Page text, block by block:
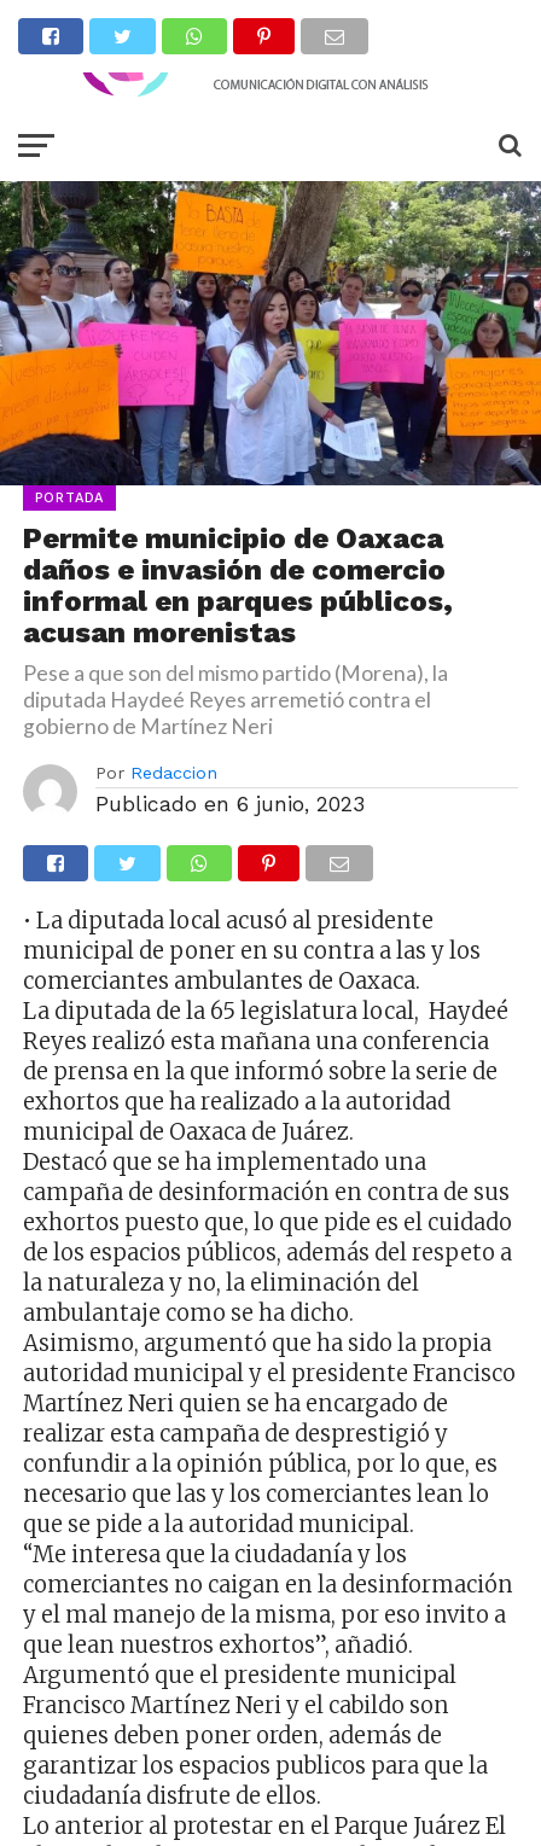
PORTADA
Permite municipio de Oaxaca
daños e invasión de comercio
informal en parques públicos,
acusan morenistas
Pese a que son del mismo partido (Morena), la
diputada Haydeé Reyes arremetió contra el
gobierno de Martínez Neri
Por Redaccion
Publicado en 6 junio, 2023
• La diputada local acusó al presidente
municipal de poner en su contra a las y los
comerciantes ambulantes de Oaxaca.
La diputada de la 65 legislatura local, Haydeé
Reyes realizó esta mañana una conferencia
de prensa en la que informó sobre la serie de
exhortos que ha realizado a la autoridad
municipal de Oaxaca de Juárez.
Destacó que se ha implementado una
campaña de desinformación en contra de sus
exhortos puesto que, lo que pide es el cuidado
de los espacios públicos, además del respeto a
la naturaleza y no, la eliminación del
ambulantaje como se ha dicho.
Asimismo, argumentó que ha sido la propia
autoridad municipal y el presidente Francisco
Martínez Neri quien se ha encargado de
realizar esta campaña de desprestigió y
confundir a la opinión pública, por lo que, es
necesario que las y los comerciantes lean lo
que se pide a la autoridad municipal.
“Me interesa que la ciudadanía y los
comerciantes no caigan en la desinformación
y el mal manejo de la misma, por eso invito a
que lean nuestros exhortos”, añadió.
Argumentó que el presidente municipal
Francisco Martínez Neri y el cabildo son
quienes deben poner orden, además de
garantizar los espacios publicos para que la
ciudadanía disfrute de ellos.
Lo anterior al protestar en el Parque Juárez El